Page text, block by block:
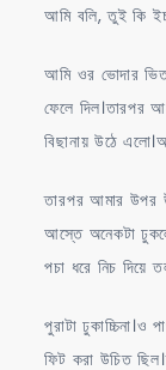
আমি বলি, তুই কি
আমি ওর ভোদার
ফেলে দিল।তারপর
বিছানায় উঠে
তারপর আমার উপর
আস্তে অনেকটা
পচা ধরে নিচ দিয়ে
পুরাটা
ফিট করা উচিত